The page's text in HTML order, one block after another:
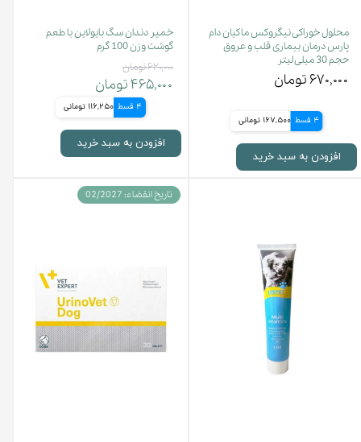
محلول خوراکی نیگروکس ماکیان دام
پارس درمان بیماری قلب و عروق
حجم 30 میلی لیتر
۶۷۰,۰۰۰ تومان
4 قسط 167,500 تومانی
افزودن به سبد خرید
خمیر دندان سگ بایولاین با طعم
گوشت وزن 100 گرم
۶۲۰,۰۰۰ تومان
۴۶۵,۰۰۰ تومان
4 قسط 116,250 تومانی
افزودن به سبد خرید
تاریخ انقضاء: 02/2027